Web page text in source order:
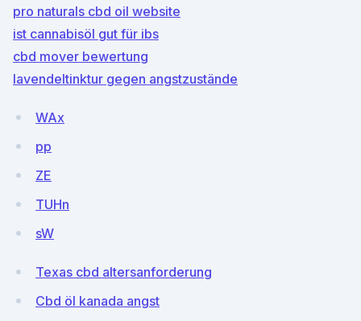
pro naturals cbd oil website
ist cannabisöl gut für ibs
cbd mover bewertung
lavendeltinktur gegen angstzustände
WAx
pp
ZE
TUHn
sW
Texas cbd altersanforderung
Cbd öl kanada angst